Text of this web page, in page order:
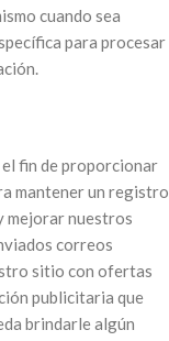
cuando sea
para procesar
fin de proporcionar
mantener un registro
mejorar nuestros
correos
sitio con ofertas
publicitaria que
brindarle algún